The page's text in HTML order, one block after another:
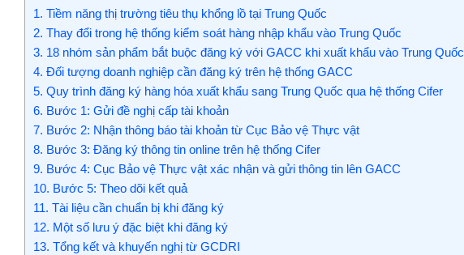
1. Tiềm năng thị trường tiêu thụ khổng lồ tại Trung Quốc
2. Thay đổi trong hệ thống kiểm soát hàng nhập khẩu vào Trung Quốc
3. 18 nhóm sản phẩm bắt buộc đăng ký với GACC khi xuất khẩu vào Trung Quốc
4. Đối tượng doanh nghiệp cần đăng ký trên hệ thống GACC
5. Quy trình đăng ký hàng hóa xuất khẩu sang Trung Quốc qua hệ thống Cifer
6. Bước 1: Gửi đề nghị cấp tài khoản
7. Bước 2: Nhận thông báo tài khoản từ Cục Bảo vệ Thực vật
8. Bước 3: Đăng ký thông tin online trên hệ thống Cifer
9. Bước 4: Cục Bảo vệ Thực vật xác nhận và gửi thông tin lên GACC
10. Bước 5: Theo dõi kết quả
11. Tài liệu cần chuẩn bị khi đăng ký
12. Một số lưu ý đặc biệt khi đăng ký
13. Tổng kết và khuyến nghị từ GCDRI